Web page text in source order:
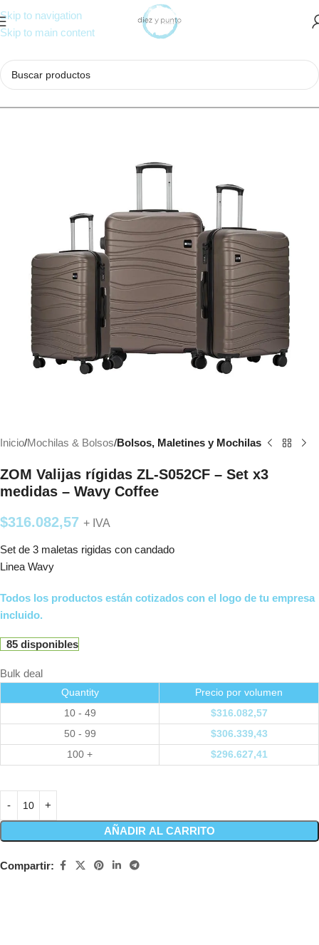
Skip to navigation
Skip to main content
Inicio Mochilas & Bolsos Bolsos, Maletines y Mochilas
ZOM Valijas rígidas ZL-S052CF – Set x3
medidas – Wavy Coffee
$316.082,57 + IVA
Set de 3 maletas rigidas con candado
Linea Wavy
Todos los productos están cotizados con el logo de tu empresa
incluido.
85 disponibles
Bulk deal
Quantity
Precio por volumen
10 - 49
$316.082,57
50 - 99
$306.339,43
100 +
$296.627,41
AÑADIR AL CARRITO
Compartir: